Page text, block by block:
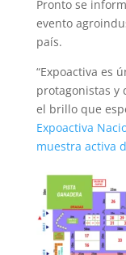
Pronto se
evento
país.
“Expoactiva es
protagonistas y
el brillo que
Expoactiva
muestra activa